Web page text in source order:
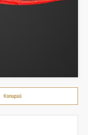
Копирай